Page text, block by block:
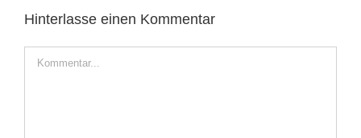
Hinterlasse einen Kommentar